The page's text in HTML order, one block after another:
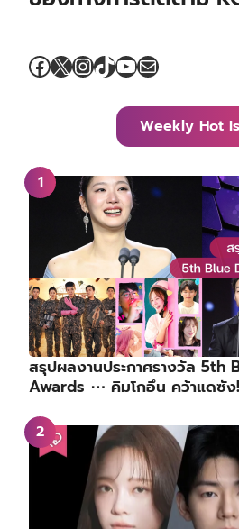
Facebook
X Instagram
TikTok
YouTube
Mail
Weekly Hot
สรุปผลงานประกาศรางวัล 5th
Awards ⋯ คิมโกอึน คว้าแดซัง!